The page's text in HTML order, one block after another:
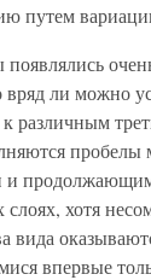
путем
вряд ли можно
различным
хотя
вида
впервые